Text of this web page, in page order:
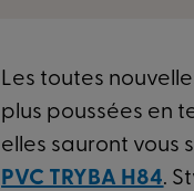
Les toutes
plus poussées en
elles sauront vous
PVC TRYBA H84.